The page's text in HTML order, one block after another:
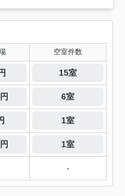
空室件数
15室
6室
1室
1室
-